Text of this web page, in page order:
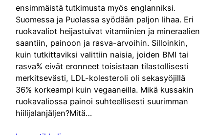
ensimmäistä tutkimusta myös englanniksi.
Suomessa ja Puolassa syödään paljon lihaa. Eri
ruokavaliot heijastuivat vitamiinien ja mineraalien
saantiin, painoon ja rasva-arvoihin. Silloinkin,
kuin tutkittaviksi valittiin naisia, joiden BMI tai
rasva% eivät eronneet toisistaan tilastollisesti
merkitsevästi, LDL-kolesteroli oli sekasyöjillä
36% korkeampi kuin vegaaneilla. Mikä kussakin
ruokavaliossa painoi suhteellisesti suurimman
hiilijalanjäljen?Mitä…